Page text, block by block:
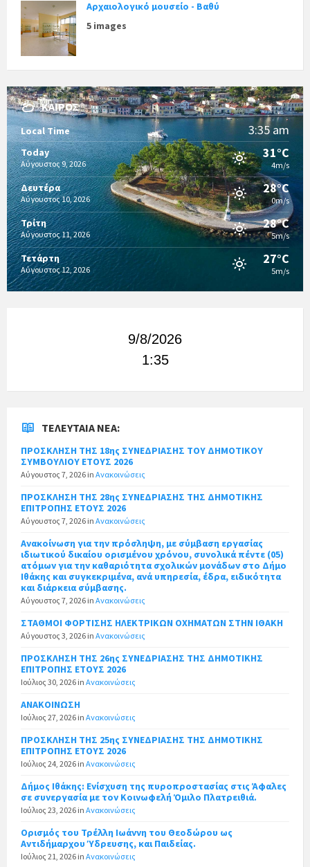
Αρχαιολογικό μουσείο - Βαθύ
5 images
ΚΑΙΡΌΣ
Local Time 3:35 am
Today
Αύγουστος 9, 2026
31°C
4m/s
Δευτέρα
Αύγουστος 10, 2026
28°C
0m/s
Τρίτη
Αύγουστος 11, 2026
28°C
5m/s
Τετάρτη
Αύγουστος 12, 2026
27°C
5m/s
9/8/2026
1:35
ΤΕΛΕΥΤΑΊΑ ΝΈΑ:
ΠΡΟΣΚΛΗΣΗ ΤΗΣ 18ης ΣΥΝΕΔΡΙΑΣΗΣ ΤΟΥ ΔΗΜΟΤΙΚΟΥ
ΣΥΜΒΟΥΛΙΟΥ ΕΤΟΥΣ 2026
Αύγουστος 7, 2026 in Ανακοινώσεις
ΠΡΟΣΚΛΗΣΗ ΤΗΣ 28ης ΣΥΝΕΔΡΙΑΣΗΣ ΤΗΣ ΔΗΜΟΤΙΚΗΣ
ΕΠΙΤΡΟΠΗΣ ΕΤΟΥΣ 2026
Αύγουστος 7, 2026 in Ανακοινώσεις
Ανακοίνωση για την πρόσληψη, με σύμβαση εργασίας
ιδιωτικού δικαίου ορισμένου χρόνου, συνολικά πέντε (05)
ατόμων για την καθαριότητα σχολικών μονάδων στο Δήμο
Ιθάκης και συγκεκριμένα, ανά υπηρεσία, έδρα, ειδικότητα
και διάρκεια σύμβασης.
Αύγουστος 7, 2026 in Ανακοινώσεις
ΣΤΑΘΜΟΙ ΦΟΡΤΙΣΗΣ ΗΛΕΚΤΡΙΚΩΝ ΟΧΗΜΑΤΩΝ ΣΤΗΝ ΙΘΑΚΗ
Αύγουστος 3, 2026 in Ανακοινώσεις
ΠΡΟΣΚΛΗΣΗ ΤΗΣ 26ης ΣΥΝΕΔΡΙΑΣΗΣ ΤΗΣ ΔΗΜΟΤΙΚΗΣ
ΕΠΙΤΡΟΠΗΣ ΕΤΟΥΣ 2026
Ιούλιος 30, 2026 in Ανακοινώσεις
ΑΝΑΚΟΙΝΩΣΗ
Ιούλιος 27, 2026 in Ανακοινώσεις
ΠΡΟΣΚΛΗΣΗ ΤΗΣ 25ης ΣΥΝΕΔΡΙΑΣΗΣ ΤΗΣ ΔΗΜΟΤΙΚΗΣ
ΕΠΙΤΡΟΠΗΣ ΕΤΟΥΣ 2026
Ιούλιος 24, 2026 in Ανακοινώσεις
Δήμος Ιθάκης: Ενίσχυση της πυροπροστασίας στις Άφαλες
σε συνεργασία με τον Κοινωφελή Όμιλο Πλατρειθιά.
Ιούλιος 23, 2026 in Ανακοινώσεις
Ορισμός του Τρέλλη Ιωάννη του Θεοδώρου ως
Αντιδήμαρχου Ύδρευσης, και Παιδείας.
Ιούλιος 21, 2026 in Ανακοινώσεις